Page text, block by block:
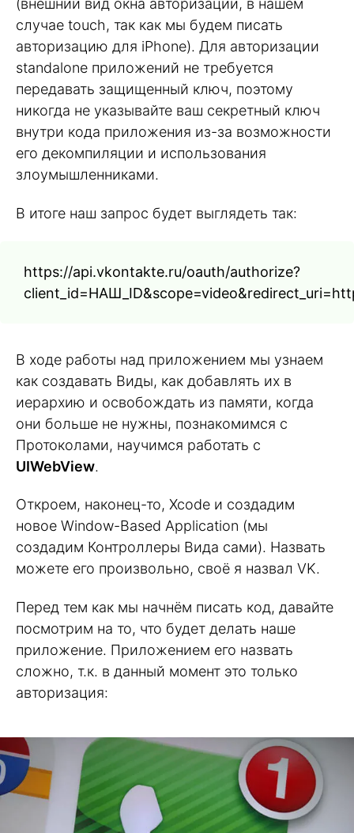
(внешний вид окна авторизации, в нашем
случае touch, так как мы будем писать
авторизацию для iPhone). Для авторизации
standalone приложений не требуется
передавать защищенный ключ, поэтому
никогда не указывайте ваш секретный ключ
внутри кода приложения из-за возможности
его декомпиляции и использования
злоумышленниками.
В итоге наш запрос будет выглядеть так:
https://api.vkontakte.ru/oauth/authorize?
В ходе работы над приложением мы узнаем
как создавать Виды, как добавлять их в
иерархию и освобождать из памяти, когда
они больше не нужны, познакомимся с
Протоколами, научимся работать с
UIWebView.
Откроем, наконец-то, Xcode и создадим
новое Window-Based Application (мы
создадим Контроллеры Вида сами). Назвать
можете его произвольно, своё я назвал VK.
Перед тем как мы начнём писать код, давайте
посмотрим на то, что будет делать наше
приложение. Приложением его назвать
сложно, т.к. в данный момент это только
авторизация: